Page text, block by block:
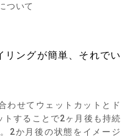
ついて
リングが簡単、それでい
わせてウェットカットとド
トすることで2ヶ月後も持続
2か月後の状態をイメージ